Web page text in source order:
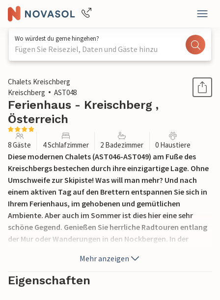
Wo würdest du gerne hingehen?
Fügen Sie Reiseziel, Daten und Gäste hinzu
1 / 17
Chalets Kreischberg
Kreischberg
AST048
Ferienhaus - Kreischberg ,
Österreich
8 Gäste 4 Schlafzimmer 2 Badezimmer 0 Haustiere
Diese modernen Chalets (AST046-AST049) am Fuße des
Kreischbergs bestechen durch ihre einzigartige Lage. Ohne
Umschweife zur Skipiste! Was will man mehr? Und nach
einem aktiven Tag auf den Brettern entspannen Sie sich in
Ihrem Ferienhaus, im gehobenen und gemütlichen
Ambiente. Aber auch im Sommer ist dies hier eine sehr
schöne Gegend. Genießen Sie herrliche Radtouren entlang
der Mur oder Wanderungen in den Nockbergen. In der
Einrichtung ist in den einzelnen Häusern unterschiedlich.
Zur Entspannung am Abend oder an Regentagen stehen
Ihnen ein Whirlpool oder eine Sauna zur Verfügung. Im
Mehr anzeigen
Eigenschaften